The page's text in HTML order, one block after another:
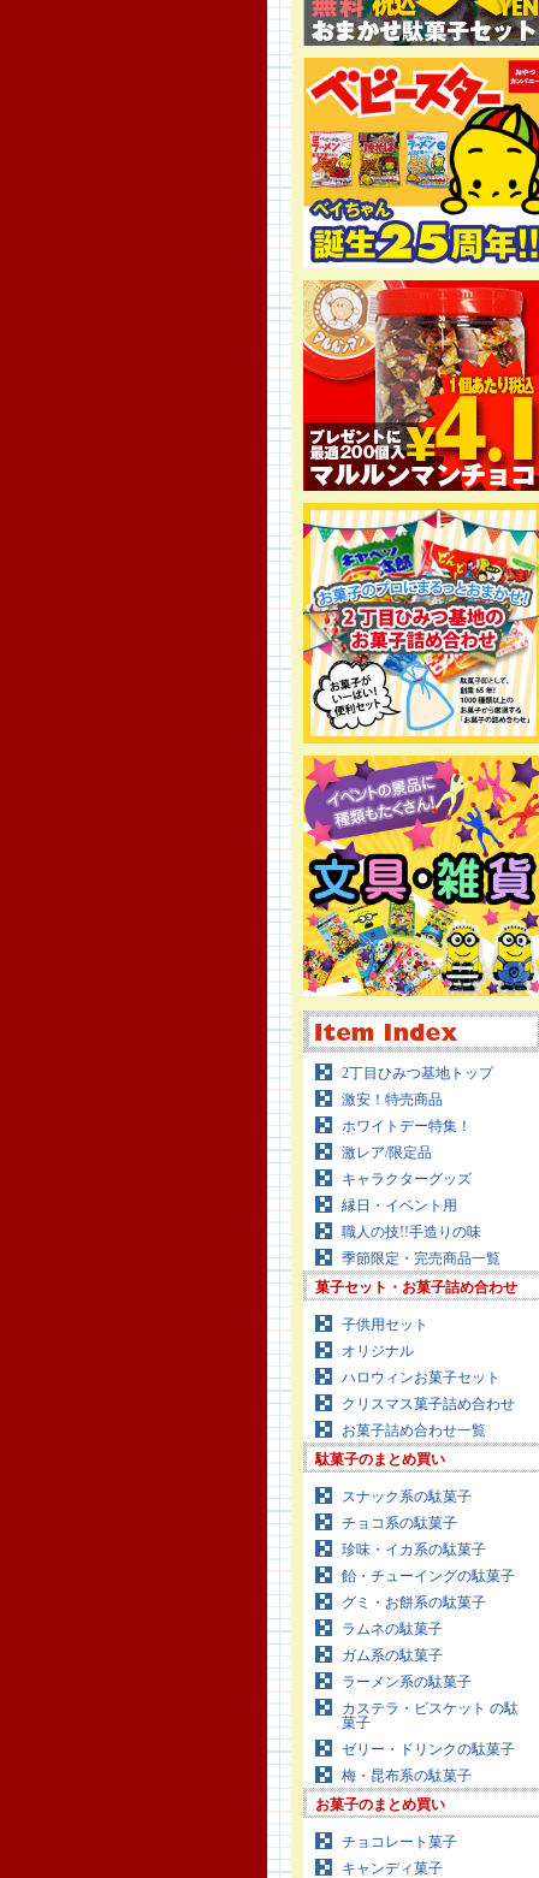
2丁目ひみつ基地トップ
激安！特売商品
ホワイトデー特集！
激レア/限定品
キャラクターグッズ
縁日・イベント用
職人の技!!手造りの味
季節限定・完売商品一覧
菓子セット・お菓子詰め合わせ
子供用セット
オリジナル
ハロウィンお菓子セット
クリスマス菓子詰め合わせ
お菓子詰め合わせ一覧
駄菓子のまとめ買い
スナック系の駄菓子
チョコ系の駄菓子
珍味・イカ系の駄菓子
飴・チューイングの駄菓子
グミ・お餅系の駄菓子
ラムネの駄菓子
ガム系の駄菓子
ラーメン系の駄菓子
カステラ・ビスケット の駄
菓子
ゼリー・ドリンクの駄菓子
梅・昆布系の駄菓子
お菓子のまとめ買い
チョコレート菓子
キャンディ菓子